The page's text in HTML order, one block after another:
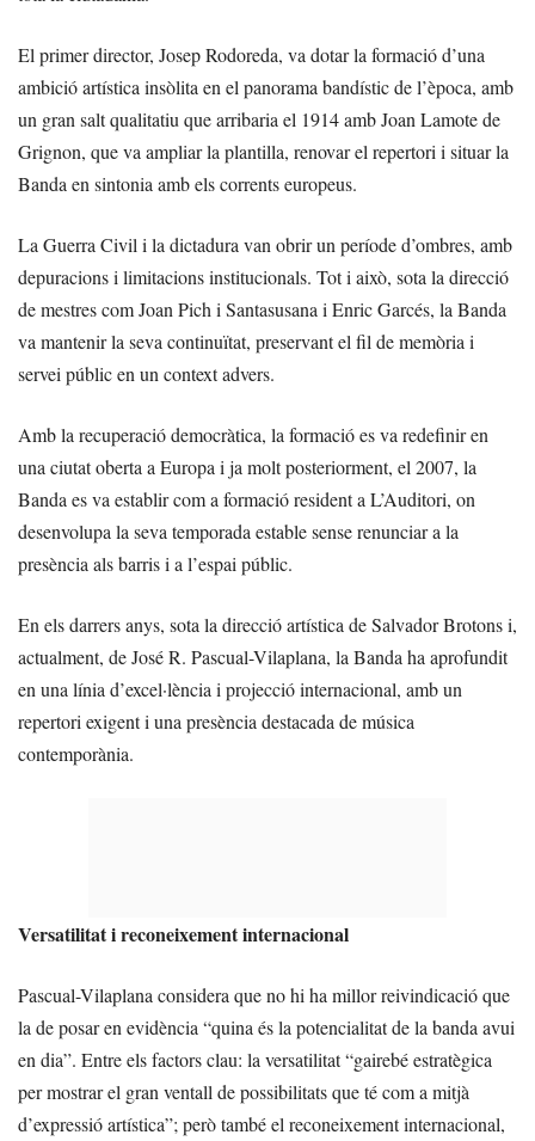
El primer director, Josep Rodoreda, va dotar la formació d’una
ambició artística insòlita en el panorama bandístic de l’època, amb
un gran salt qualitatiu que arribaria el 1914 amb Joan Lamote de
Grignon, que va ampliar la plantilla, renovar el repertori i situar la
Banda en sintonia amb els corrents europeus.
La Guerra Civil i la dictadura van obrir un període d’ombres, amb
depuracions i limitacions institucionals. Tot i això, sota la direcció
de mestres com Joan Pich i Santasusana i Enric Garcés, la Banda
va mantenir la seva continuïtat, preservant el fil de memòria i
servei públic en un context advers.
Amb la recuperació democràtica, la formació es va redefinir en
una ciutat oberta a Europa i ja molt posteriorment, el 2007, la
Banda es va establir com a formació resident a L’Auditori, on
desenvolupa la seva temporada estable sense renunciar a la
presència als barris i a l’espai públic.
En els darrers anys, sota la direcció artística de Salvador Brotons i,
actualment, de José R. Pascual-Vilaplana, la Banda ha aprofundit
en una línia d’excel·lència i projecció internacional, amb un
repertori exigent i una presència destacada de música
contemporània.
Versatilitat i reconeixement internacional
Pascual-Vilaplana considera que no hi ha millor reivindicació que
la de posar en evidència “quina és la potencialitat de la banda avui
en dia”. Entre els factors clau: la versatilitat “gairebé estratègica
per mostrar el gran ventall de possibilitats que té com a mitjà
d’expressió artística”; però també el reconeixement internacional,